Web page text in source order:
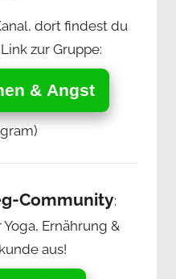
dort findest du
zur Gruppe:
& Angst
Community:
Ernährung &
aus!